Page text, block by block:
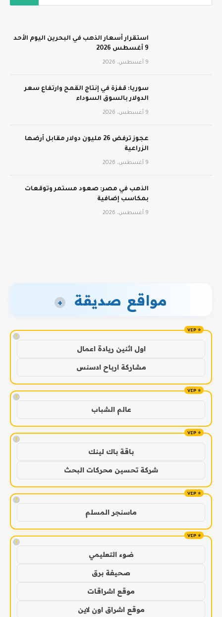
استقرار أسعار الذهب في البحرين اليوم الأحد
9 أغسطس 2026
9 أغسطس، 2026
سوريا: قفزة في إنتاج القمح وارتفاع سعر
الدولار بالسوق السوداء
9 أغسطس، 2026
عجوز ترفض 26 مليون دولار مقابل أرضها
الزراعية
9 أغسطس، 2026
الذهب في مصر: صعود مستمر وتوقعات
بمكاسب إضافية
9 أغسطس، 2026
مواقع صديقة +
!
اول اثنين ريادة اعمال
مشاركة ارباح ادسنس
!
عالم الشباب
!
باقة باك لينك
شركة تحسين محركات البحث
!
ماسنجر المسلم
!
ضوء التعليمي
صحيفة برق
موقع اشراقات
موقع اشراق اون لاين